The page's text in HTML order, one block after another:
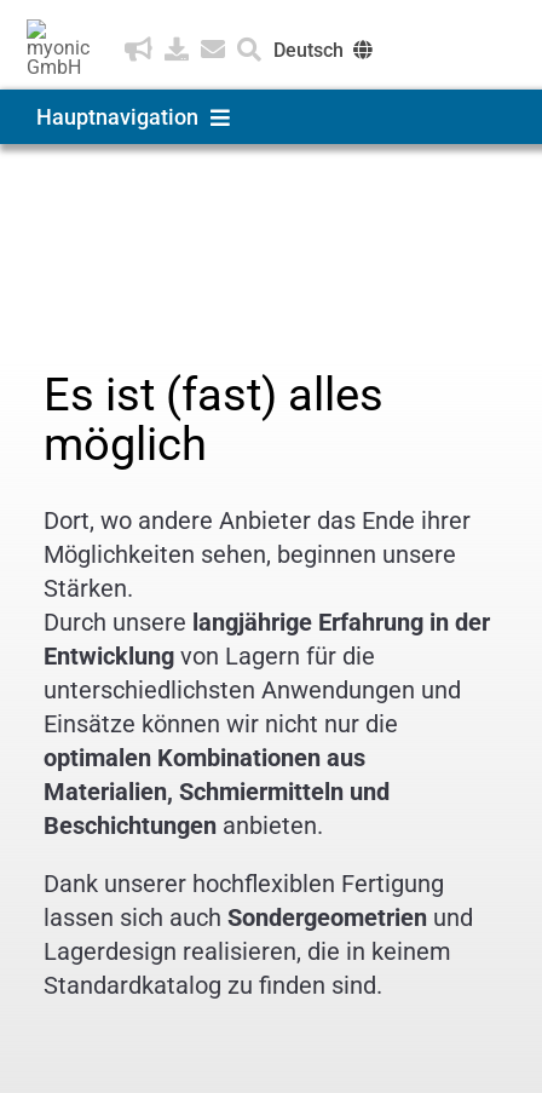
Inhalt
springen
Deutsch
English
Čeština
Hauptnavigation
Karriere
Es ist (fast) alles
möglich
Dort, wo andere Anbieter das Ende ihrer
Möglichkeiten sehen, beginnen unsere
Stärken.
Durch unsere langjährige Erfahrung in der
Entwicklungvon Lagern für die
unterschiedlichsten Anwendungen und
Einsätze können wir nicht nur die
optimalen Kombinationen aus
Materialien, Schmiermitteln und
Beschichtungenanbieten.
Dank unserer hochflexiblen Fertigung
lassen sich auch Sondergeometrienund
Lagerdesign realisieren, die in keinem
Standardkatalog zu finden sind.